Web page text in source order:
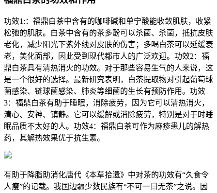
功效1:：福鼎白茶中含有的咖啡碱和单宁酸能收敛肌肤，收紧
松弛的肌肤。白茶中含有的茶多酚可以杀菌、杀菌，抵抗皮肤
老化，减少阳光下紫外线对皮肤的伤害；多喝白茶可以延缓衰
老，美化面部，因此受到现代都市人的广泛欢迎。功效2：福
鼎白茶具有清热消火的功效。对于那些容易生气的人来说，这
是一个很好的选择。最新研究表明，白茶提取物对引起葡萄球
菌感染、链球菌感染、肺炎等细菌的生长有预防作用。功效
3：福鼎白茶有助于睡眠，消除疲劳，因为它可以清热消火，
清心、安神、镇静。它可以缓解或消除疲劳，特别是对于时睡
眠品质不太好的人。功效4：福鼎白茶可作为麻疹患儿的解热
药，其解热效果优于抗生素。
有助于降脂助消化唐代《本草拾遗》中对茶的功效有“久食令
人瘦”的记载。我国边疆少数民族有“不可一日无茶”之说。因